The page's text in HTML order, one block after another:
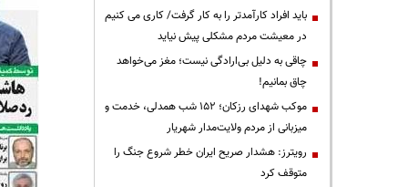
باید افراد کارآمدتر را به کار گرفت/ کاری می کنیم
در معیشت مردم مشکلی پیش نیاید
چاقی به دلیل بی‌ارادگی نیست؛ مغز می‌خواهد
چاق بمانیم!
موکب شهدای رزکان؛ ۱۵۲ شب همدلی، خدمت و
میزبانی از مردم ولایت‌مدار شهریار
رویترز: هشدار صریح ایران خطر شروع جنگ را
متوقف کرد